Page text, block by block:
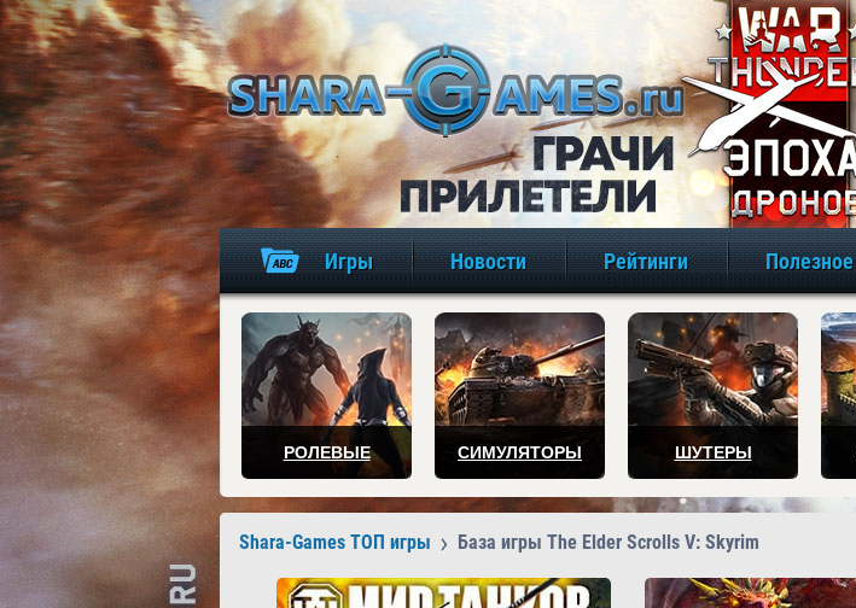
Игры Новости Рейтинги Полезное
РОЛЕВЫЕ СИМУЛЯТОРЫ ШУТЕРЫ
Shara-Games ТОП игры База игры The Elder Scrolls V: Skyrim